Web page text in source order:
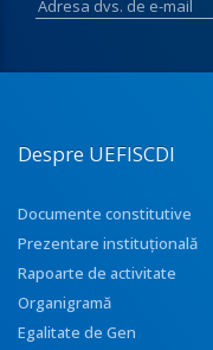
Despre UEFISCDI
Documente constitutive
Prezentare instituţională
Rapoarte de activitate
Organigramă
Egalitate de Gen